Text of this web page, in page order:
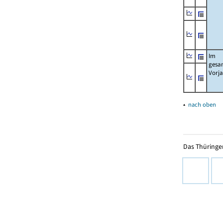
Im
▴ nach oben
Das